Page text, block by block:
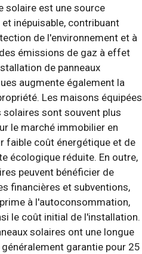
solaire est une source
et inépuisable, contribuant
de l'environnement et à
émissions de gaz à effet
de panneaux
augmente également la
Les maisons équipées
solaires sont souvent plus
le marché immobilier en
faible coût énergétique et de
écologique réduite. En outre,
peuvent bénéficier de
financières et subventions,
à l'autoconsommation,
le coût initial de l'installation.
solaires ont une longue
généralement garantie pour 25